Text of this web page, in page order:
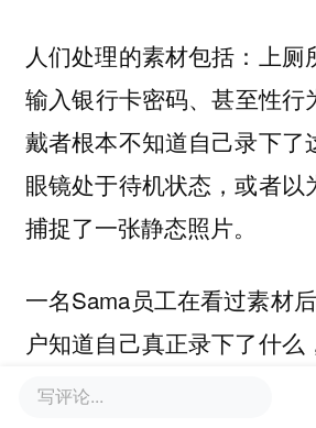
人们处理的素材包括：上
输入银行卡密码、甚至性
戴者根本不知道自己录下了
眼镜处于待机状态，或者以
捕捉了一张静态照片。
一名Sama员工在看过素材
户知道自己真正录下了什么
续戴这款眼镜。”
写评论...